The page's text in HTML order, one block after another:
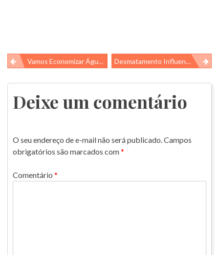
Navegação
de
Post
Vamos Economizar Água!! Desmatamento Influencia Os Peixes Na Amazônia
Deixe um comentário
O seu endereço de e-mail não será publicado.Campos
obrigatórios são marcados com*
Comentário *